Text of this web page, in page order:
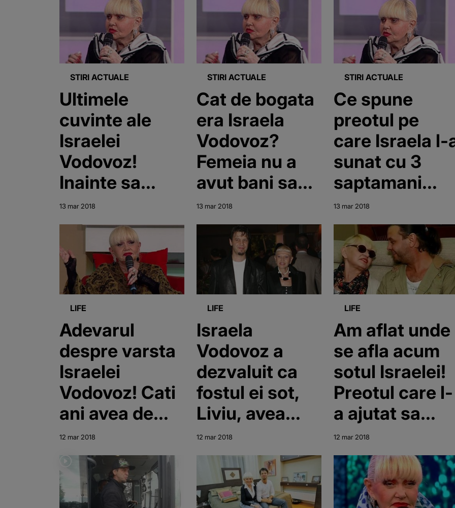
vanzare un
teren de la
Snagov! Vezi
cati bani a
cerut!
sot
STIRI ACTUALE
Ultimele
cuvinte ale
Israelei
Vodovoz!
Inainte sa
moara si-a
sunat o
prietena si i-a
facut o
marturisire
socanta
13 mar 2018
STIRI ACTUALE
Cat de bogata
era Israela
Vodovoz?
Femeia nu a
avut bani sa
plateasca o
firma care i-a
amenajat
pensiunea din
Maramures si
a fost data in
judecata!
13 mar 2018
STIRI ACTUALE
Ce spune
preotul pe
care Israela l-
sunat cu 3
saptamani
inainte sa
moara! "Pe
Liviu l-am
ajutat pentru
ca m-a rugat
ea" EXCLUSIV
13 mar 2018
LIFE
Adevarul
despre varsta
Israelei
Vodovoz! Cati
ani avea de
fapt “regina
salsei” si ce e
trecut in
buletin
12 mar 2018
LIFE
Israela
Vodovoz a
dezvaluit ca
fostul ei sot,
Liviu, avea
mari probleme
de sanatate:
“S-a nascut
cu aceasta …”
12 mar 2018
LIFE
Am aflat unde
se afla acum
sotul Israelei!
Preotul care l-
a ajutat sa
scape de
alcoolism
tacerea: "Nu e
dat disparut"
12 mar 2018